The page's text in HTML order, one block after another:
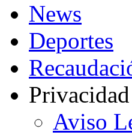
News
Deportes
Privacidad
Aviso